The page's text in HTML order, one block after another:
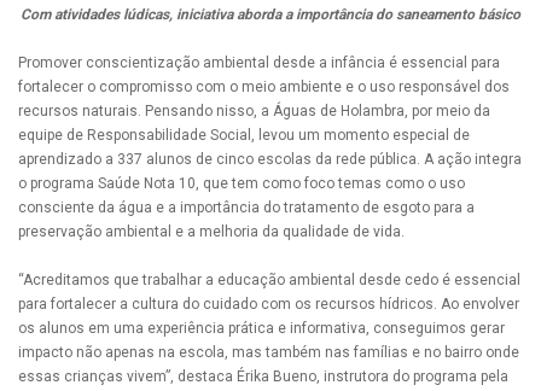
Com atividades lúdicas, iniciativa aborda a importância do saneamento básico
Promover conscientização ambiental desde a infância é essencial para
fortalecer o compromisso com o meio ambiente e o uso responsável dos
recursos naturais. Pensando nisso, a Águas de Holambra, por meio da
equipe de Responsabilidade Social, levou um momento especial de
aprendizado a 337 alunos de cinco escolas da rede pública. A ação integra
o programa Saúde Nota 10, que tem como foco temas como o uso
consciente da água e a importância do tratamento de esgoto para a
preservação ambiental e a melhoria da qualidade de vida.
“Acreditamos que trabalhar a educação ambiental desde cedo é essencial
para fortalecer a cultura do cuidado com os recursos hídricos. Ao envolver
os alunos em uma experiência prática e informativa, conseguimos gerar
impacto não apenas na escola, mas também nas famílias e no bairro onde
essas crianças vivem”, destaca Érika Bueno, instrutora do programa pela